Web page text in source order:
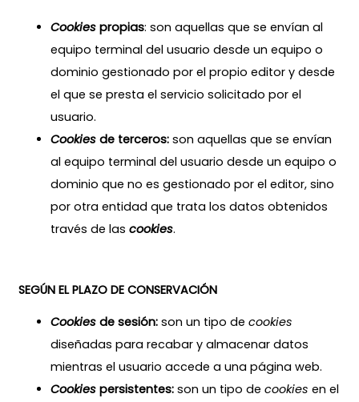
Cookies propias: son aquellas que se envían al
equipo terminal del usuario desde un equipo o
dominio gestionado por el propio editor y desde
el que se presta el servicio solicitado por el
usuario.
Cookies de terceros: son aquellas que se envían
al equipo terminal del usuario desde un equipo o
dominio que no es gestionado por el editor, sino
por otra entidad que trata los datos obtenidos
través de las cookies.
SEGÚN EL PLAZO DE CONSERVACIÓN
Cookies de sesión: son un tipo de cookies
diseñadas para recabar y almacenar datos
mientras el usuario accede a una página web.
Cookies persistentes: son un tipo de cookies en el